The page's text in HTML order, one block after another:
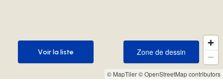
© MapTiler© OpenStreetMap contributors
Zone de dessin
Zone de dessin
Voir la liste
Voir la liste